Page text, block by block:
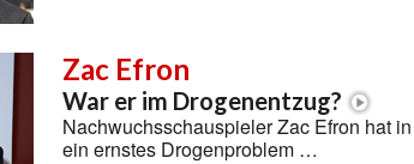
Zac Efron
War er im Drogenentzug?
Nachwuchsschauspieler Zac Efron hat
ein ernstes Drogenproblem …